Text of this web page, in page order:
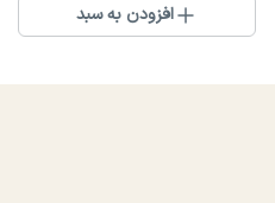
افزودن به سبد